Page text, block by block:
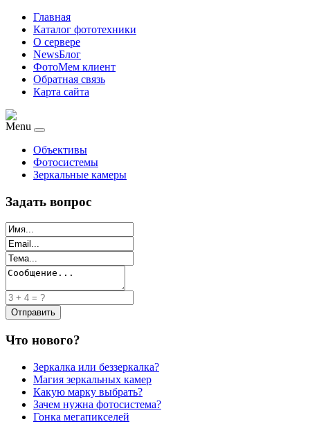
Главная
Каталог фототехники
О сервере
NewsБлог
ФотоМем клиент
Обратная связь
Карта сайта
Menu
Объективы
Фотосистемы
Зеркальные камеры
Задать вопрос
Что нового?
Зеркалка или беззеркалка?
Магия зеркальных камер
Какую марку выбрать?
Зачем нужна фотосистема?
Гонка мегапикселей